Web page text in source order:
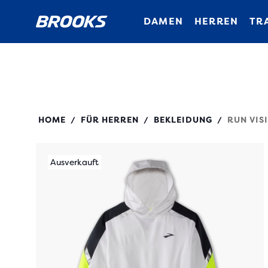
DAMEN HERREN
HOME / FÜR HERREN / BEKLEIDUNG / RUN
Ausverkauft